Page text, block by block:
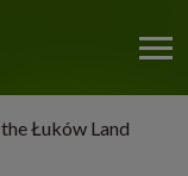
Łuków Land